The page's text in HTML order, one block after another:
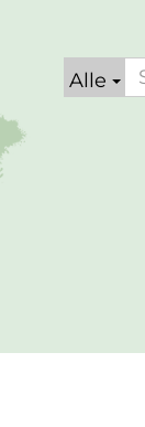
Alle